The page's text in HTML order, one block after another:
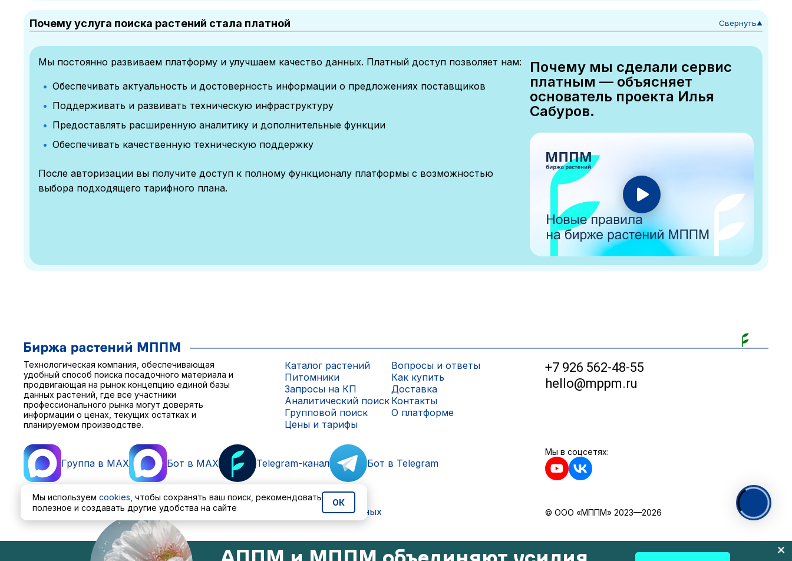
Почему услуга поиска растений стала платной Свернуть▼
Мы постоянно развиваем платформу и улучшаем качество данных. Платный доступ позволяет нам:
Обеспечивать актуальность и достоверность информации о предложениях поставщиков
Поддерживать и развивать техническую инфраструктуру
Предоставлять расширенную аналитику и дополнительные функции
Обеспечивать качественную техническую поддержку
После авторизации вы получите доступ к полному функционалу платформы с возможностью
выбора подходящего тарифного плана.
Почему мы сделали сервис
платным — объясняет
основатель проекта Илья
Сабуров.
Технологическая компания, обеспечивающая
удобный способ поиска посадочного материала и
продвигающая на рынок концепцию единой базы
данных растений, где все участники
профессионального рынка могут доверять
информации о ценах, текущих остатках и
планируемом производстве.
Каталог растений
Питомники
Запросы на КП
Аналитический поиск
Групповой поиск
Цены и тарифы
Вопросы и ответы
Как купить
Доставка
Контакты
О платформе
+7 926 562-48-55
hello@mppm.ru
Группа в MAX Бот в MAX Telegram-канал Бот в Telegram
Мы в соцсетях:
Пользовательское соглашениеПолитика обработки персональных данных © ООО «МППМ» 2023—2026
Мы используем cookies , чтобы сохранять ваш поиск, рекомендовать
полезное и создавать другие удобства на сайте
ОК